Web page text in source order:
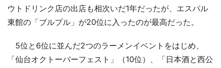
ウトドリンク店の出店も相次いだ1年だったが、エスパル
東館の「ブルプル」が20位に入ったのが最高だった。
5位と6位に並んだ2つのラーメンイベントをはじめ、
「仙台オクトーバーフェスト」（10位）、「日本酒と西公